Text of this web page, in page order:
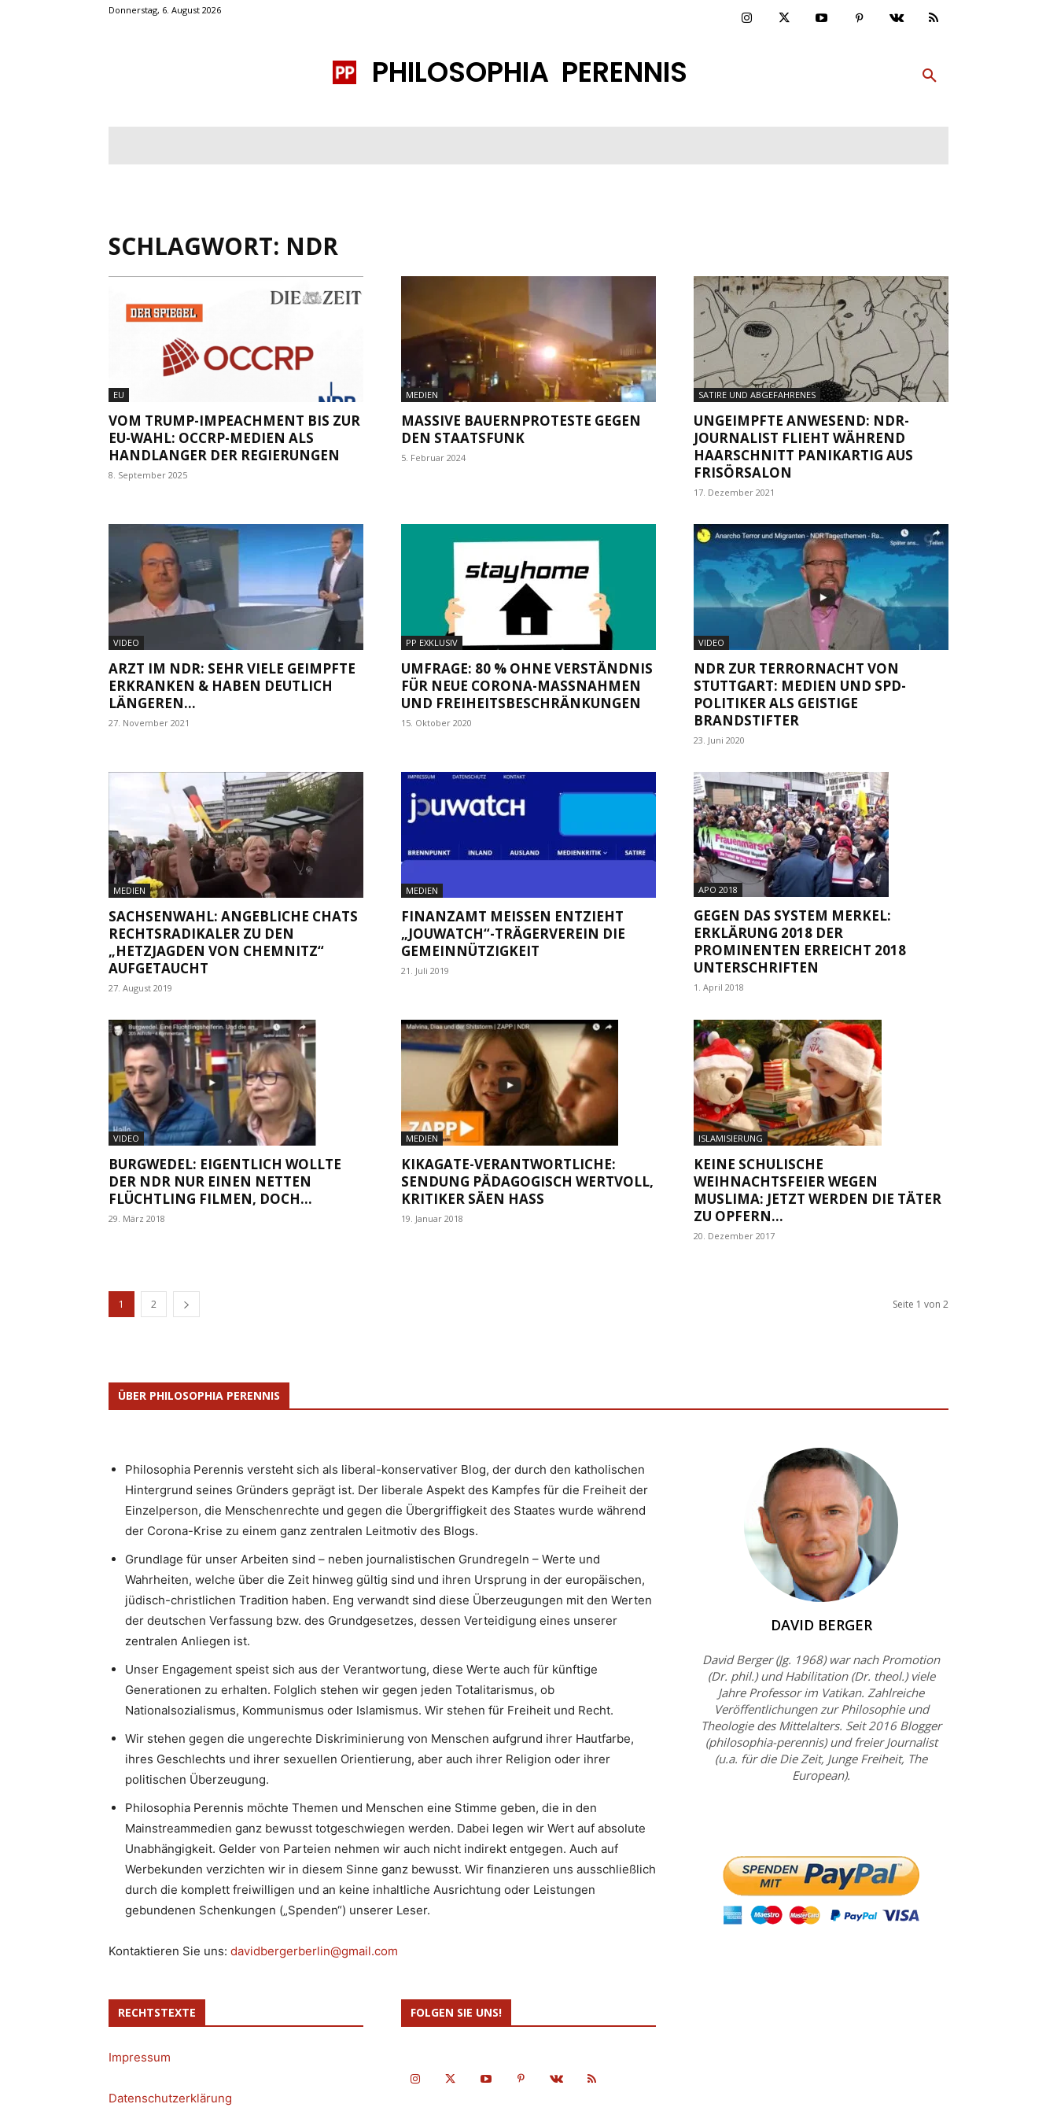
Donnerstag, 6. August 2026
PHILOSOPHIA PERENNIS
SCHLAGWORT: NDR
EU
VOM TRUMP-IMPEACHMENT BIS ZUR
EU-WAHL: OCCRP-MEDIEN ALS
HANDLANGER DER REGIERUNGEN
8. September 2025
MEDIEN
MASSIVE BAUERNPROTESTE GEGEN
DEN STAATSFUNK
5. Februar 2024
SATIRE UND ABGEFAHRENES
UNGEIMPFTE ANWESEND: NDR-
JOURNALIST FLIEHT WÄHREND
HAARSCHNITT PANIKARTIG AUS
FRISÖRSALON
17. Dezember 2021
VIDEO
ARZT IM NDR: SEHR VIELE GEIMPFTE
ERKRANKEN & HABEN DEUTLICH
LÄNGEREN...
27. November 2021
PP EXKLUSIV
UMFRAGE: 80 % OHNE VERSTÄNDNIS
FÜR NEUE CORONA-MASSNAHMEN U
ND FREIHEITSBESCHRÄNKUNGEN
15. Oktober 2020
VIDEO
NDR ZUR TERRORNACHT VON
STUTTGART: MEDIEN UND SPD-
POLITIKER ALS GEISTIGE
BRANDSTIFTER
23. Juni 2020
MEDIEN
SACHSENWAHL: ANGEBLICHE CHATS
RECHTSRADIKALER ZU DEN
„HETZJAGDEN VON CHEMNITZ“
AUFGETAUCHT
27. August 2019
MEDIEN
FINANZAMT MEISSEN ENTZIEHT „
JOUWATCH“-TRÄGERVEREIN DIE G
EMEINNÜTZIGKEIT
21. Juli 2019
APO 2018
GEGEN DAS SYSTEM MERKEL:
ERKLÄRUNG 2018 DER
PROMINENTEN ERREICHT 2018
UNTERSCHRIFTEN
1. April 2018
VIDEO
BURGWEDEL: EIGENTLICH WOLLTE
DER NDR NUR EINEN NETTEN
FLÜCHTLING FILMEN, DOCH...
29. März 2018
MEDIEN
KIKAGATE-VERANTWORTLICHE:
SENDUNG PÄDAGOGISCH WERTVOLL,
KRITIKER SÄEN HASS
19. Januar 2018
ISLAMISIERUNG
KEINE SCHULISCHE
WEIHNACHTSFEIER WEGEN
MUSLIMA: JETZT WERDEN DIE TÄTER
ZU OPFERN...
20. Dezember 2017
1 2 Seite 1 von 2
ÜBER PHILOSOPHIA PERENNIS
Philosophia Perennis versteht sich als liberal-konservativer Blog, der durch den katholischen
Hintergrund seines Gründers geprägt ist. Der liberale Aspekt des Kampfes für die Freiheit der
Einzelperson, die Menschenrechte und gegen die Übergriffigkeit des Staates wurde während
der Corona-Krise zu einem ganz zentralen Leitmotiv des Blogs.
Grundlage für unser Arbeiten sind – neben journalistischen Grundregeln – Werte und
Wahrheiten, welche über die Zeit hinweg gültig sind und ihren Ursprung in der europäischen,
jüdisch-christlichen Tradition haben. Eng verwandt sind diese Überzeugungen mit den Werten
der deutschen Verfassung bzw. des Grundgesetzes, dessen Verteidigung eines unserer
zentralen Anliegen ist.
Unser Engagement speist sich aus der Verantwortung, diese Werte auch für künftige
Generationen zu erhalten. Folglich stehen wir gegen jeden Totalitarismus, ob
Nationalsozialismus, Kommunismus oder Islamismus. Wir stehen für Freiheit und Recht.
Wir stehen gegen die ungerechte Diskriminierung von Menschen aufgrund ihrer Hautfarbe,
ihres Geschlechts und ihrer sexuellen Orientierung, aber auch ihrer Religion oder ihrer
politischen Überzeugung.
Philosophia Perennis möchte Themen und Menschen eine Stimme geben, die in den
Mainstreammedien ganz bewusst totgeschwiegen werden. Dabei legen wir Wert auf absolute
Unabhängigkeit. Gelder von Parteien nehmen wir auch nicht indirekt entgegen. Auch auf
Werbekunden verzichten wir in diesem Sinne ganz bewusst. Wir finanzieren uns ausschließlich
durch die komplett freiwilligen und an keine inhaltliche Ausrichtung oder Leistungen
gebundenen Schenkungen („Spenden“) unserer Leser.
Kontaktieren Sie uns: davidbergerberlin@gmail.com
DAVID BERGER
David Berger (Jg. 1968) war nach Promotion
(Dr. phil.) und Habilitation (Dr. theol.) viele
Jahre Professor im Vatikan. Zahlreiche
Veröffentlichungen zur Philosophie und
Theologie des Mittelalters. Seit 2016 Blogger
(philosophia-perennis) und freier Journalist
(u.a. für die Die Zeit, Junge Freiheit, The
European).
RECHTSTEXTE
Impressum
Datenschutzerklärung
FOLGEN SIE UNS!